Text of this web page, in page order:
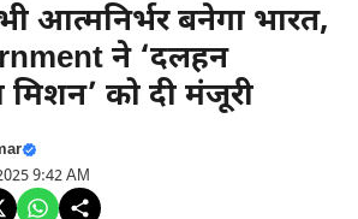
आत्मनिर्भर बनेगा भारत,
ने ‘दलहन
मिशन’ को दी मंजूरी
9:42 AM